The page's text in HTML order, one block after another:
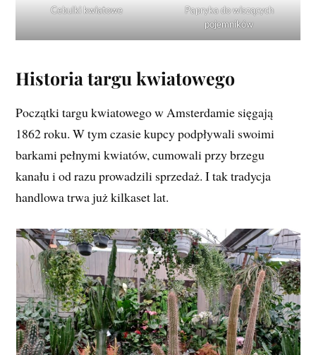
Cebulki kwiatowe
Papryka do wiszących
pojemników
Historia targu kwiatowego
Początki targu kwiatowego w Amsterdamie sięgają
1862 roku. W tym czasie kupcy podpływali swoimi
barkami pełnymi kwiatów, cumowali przy brzegu
kanału i od razu prowadzili sprzedaż. I tak tradycja
handlowa trwa już kilkaset lat.